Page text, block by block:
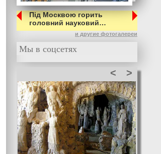
Під Москвою горить
головний науковий…
и другие фотогалереи
Мы в соцсетях
>
<